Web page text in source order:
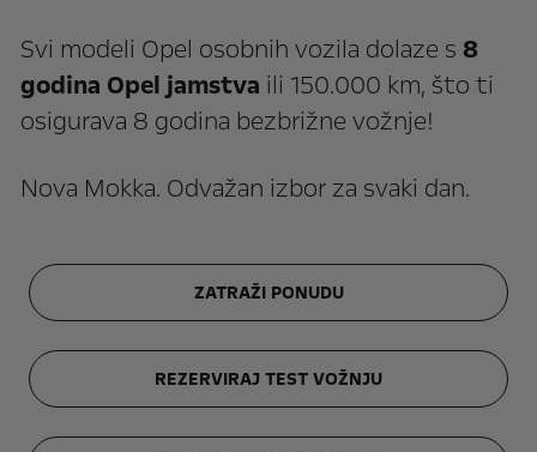
Svi modeli Opel osobnih vozila dolaze s 8
godina Opel jamstva ili 150.000 km, što ti
osigurava 8 godina bezbrižne vožnje!
Nova Mokka. Odvažan izbor za svaki dan.
ZATRAŽI PONUDU
REZERVIRAJ TEST VOŽNJU